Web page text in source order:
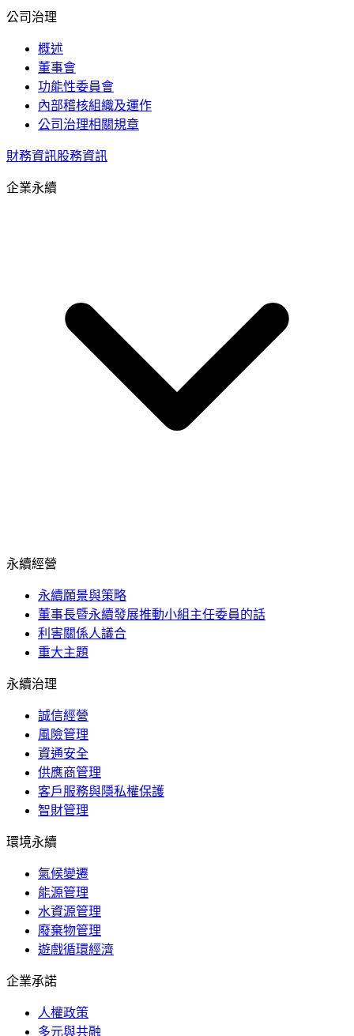
公司治理
概述
董事會
功能性委員會
內部稽核組織及運作
公司治理相關規章
財務資訊股務資訊
企業永續
永續經營
永續願景與策略
董事長暨永續發展推動小組主任委員的話
利害關係人議合
重大主題
永續治理
誠信經營
風險管理
資通安全
供應商管理
客戶服務與隱私權保護
智財管理
環境永續
氣候變遷
能源管理
水資源管理
廢棄物管理
遊戲循環經濟
企業承諾
人權政策
多元與共融